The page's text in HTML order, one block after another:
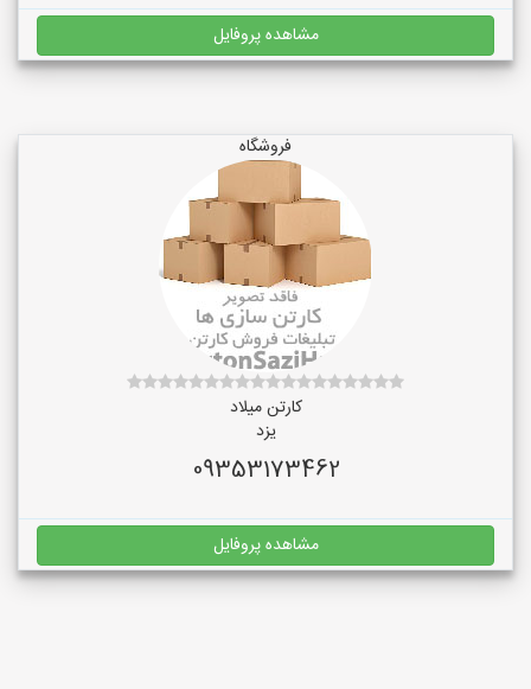
مشاهده پروفایل
فروشگاه
کارتن میلاد
یزد
09353173462
مشاهده پروفایل